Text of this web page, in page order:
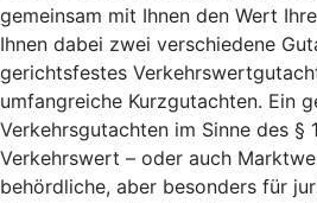
gemeinsam mit Ihnen den Wert
Ihnen dabei zwei verschiedene
gerichtsfestes
umfangreiche Kurzgutachten. Ein
Verkehrsgutachten im Sinne des §
Verkehrswert – oder auch
behördliche, aber besonders für